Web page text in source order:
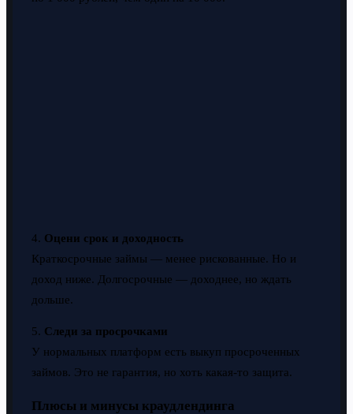
4. Оцени срок и доходность
Краткосрочные займы — менее рискованные. Но и
доход ниже. Долгосрочные — доходнее, но ждать
дольше.
5. Следи за просрочками
У нормальных платформ есть выкуп просроченных
займов. Это не гарантия, но хоть какая-то защита.
Плюсы и минусы краудлендинга